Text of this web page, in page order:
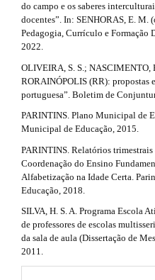
do campo e os saberes
docentes”. In: SENHORAS, E. M.
Pedagogia, Currículo e Formação
2022.
OLIVEIRA, S. S.; NASCIMENTO,
RORAINÓPOLIS (RR): propostas
portuguesa”. Boletim de
PARINTINS. Plano Municipal de
Municipal de Educação, 2015.
PARINTINS. Relatórios
Coordenação do Ensino
Alfabetização na Idade Certa.
Educação, 2018.
SILVA, H. S. A. Programa Escola
de professores de escolas
da sala de aula (Dissertação de
2011.